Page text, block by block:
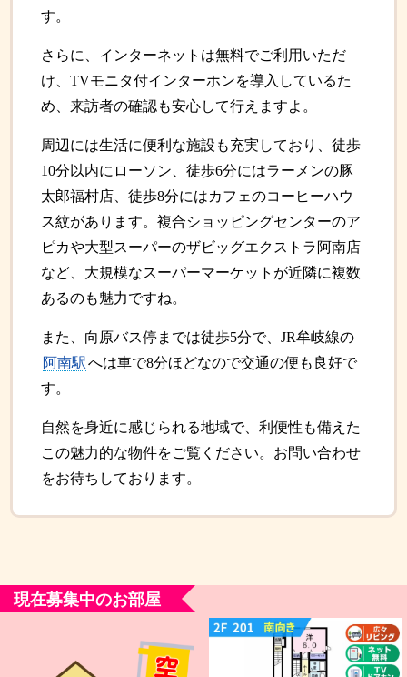
す。
さらに、インターネットは無料でご利用いただ
け、TVモニタ付インターホンを導入しているた
め、来訪者の確認も安心して行えますよ。
周辺には生活に便利な施設も充実しており、徒歩
10分以内にローソン、徒歩6分にはラーメンの豚
太郎福村店、徒歩8分にはカフェのコーヒーハウ
ス紋があります。複合ショッピングセンターのア
ピカや大型スーパーのザビッグエクストラ阿南店
など、大規模なスーパーマーケットが近隣に複数
あるのも魅力ですね。
また、向原バス停までは徒歩5分で、JR牟岐線の
阿南駅へは車で8分ほどなので交通の便も良好で
す。
自然を身近に感じられる地域で、利便性も備えた
この魅力的な物件をご覧ください。お問い合わせ
をお待ちしております。
現在募集中のお部屋